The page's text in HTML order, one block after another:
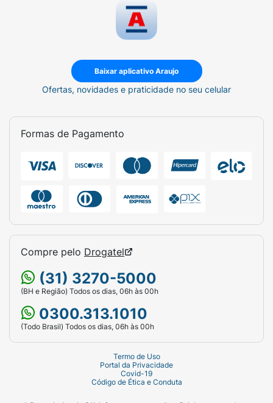
Baixar aplicativo Araujo
Ofertas, novidades e praticidade no seu celular
Formas de Pagamento
Compre pelo Drogatel
(31) 3270-5000
(BH e Região) Todos os dias, 06h às 00h
0300.313.1010
(Todo Brasil) Todos os dias, 06h às 00h
Termo de Uso
Portal da Privacidade
Covid-19
Código de Ética e Conduta